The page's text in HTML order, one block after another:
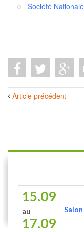
Société
articles
Article précédent
15.09
au
17.09